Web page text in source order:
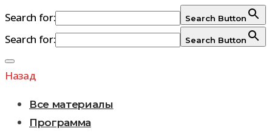
Search for: Search Button
Search for: Search Button
Перейти
к
Назад
Все материалы
Программа